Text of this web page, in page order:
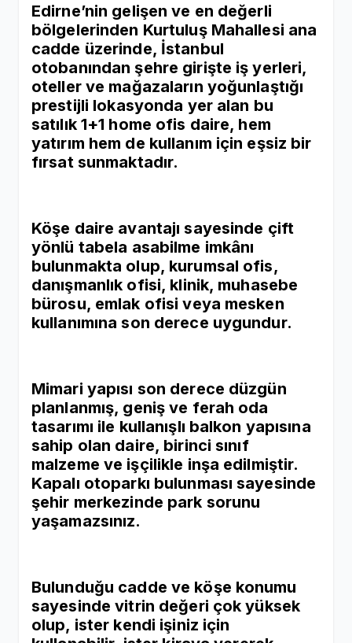
Edirne’nin gelişen ve en değerli
bölgelerinden Kurtuluş Mahallesi ana
cadde üzerinde, İstanbul
otobanından şehre girişte iş yerleri,
oteller ve mağazaların yoğunlaştığı
prestijli lokasyonda yer alan bu
satılık 1+1 home ofis daire, hem
yatırım hem de kullanım için eşsiz bir
fırsat sunmaktadır.
Köşe daire avantajı sayesinde çift
yönlü tabela asabilme imkânı
bulunmakta olup, kurumsal ofis,
danışmanlık ofisi, klinik, muhasebe
bürosu, emlak ofisi veya mesken
kullanımına son derece uygundur.
Mimari yapısı son derece düzgün
planlanmış, geniş ve ferah oda
tasarımı ile kullanışlı balkon yapısına
sahip olan daire, birinci sınıf
malzeme ve işçilikle inşa edilmiştir.
Kapalı otoparkı bulunması sayesinde
şehir merkezinde park sorunu
yaşamazsınız.
Bulunduğu cadde ve köşe konumu
sayesinde vitrin değeri çok yüksek
olup, ister kendi işiniz için